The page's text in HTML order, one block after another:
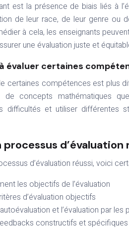
est la présence de biais liés à
de leur race, de leur genre ou
à cela, les enseignants
une évaluation juste et
évaluer certaines
certaines compétences est plus
de concepts mathématiques
difficultés et utiliser différentes
processus d’évaluation
d’évaluation réussi, voici
les objectifs de l’évaluation
d’évaluation objectifs
et l’évaluation par les
constructifs et spécifiques